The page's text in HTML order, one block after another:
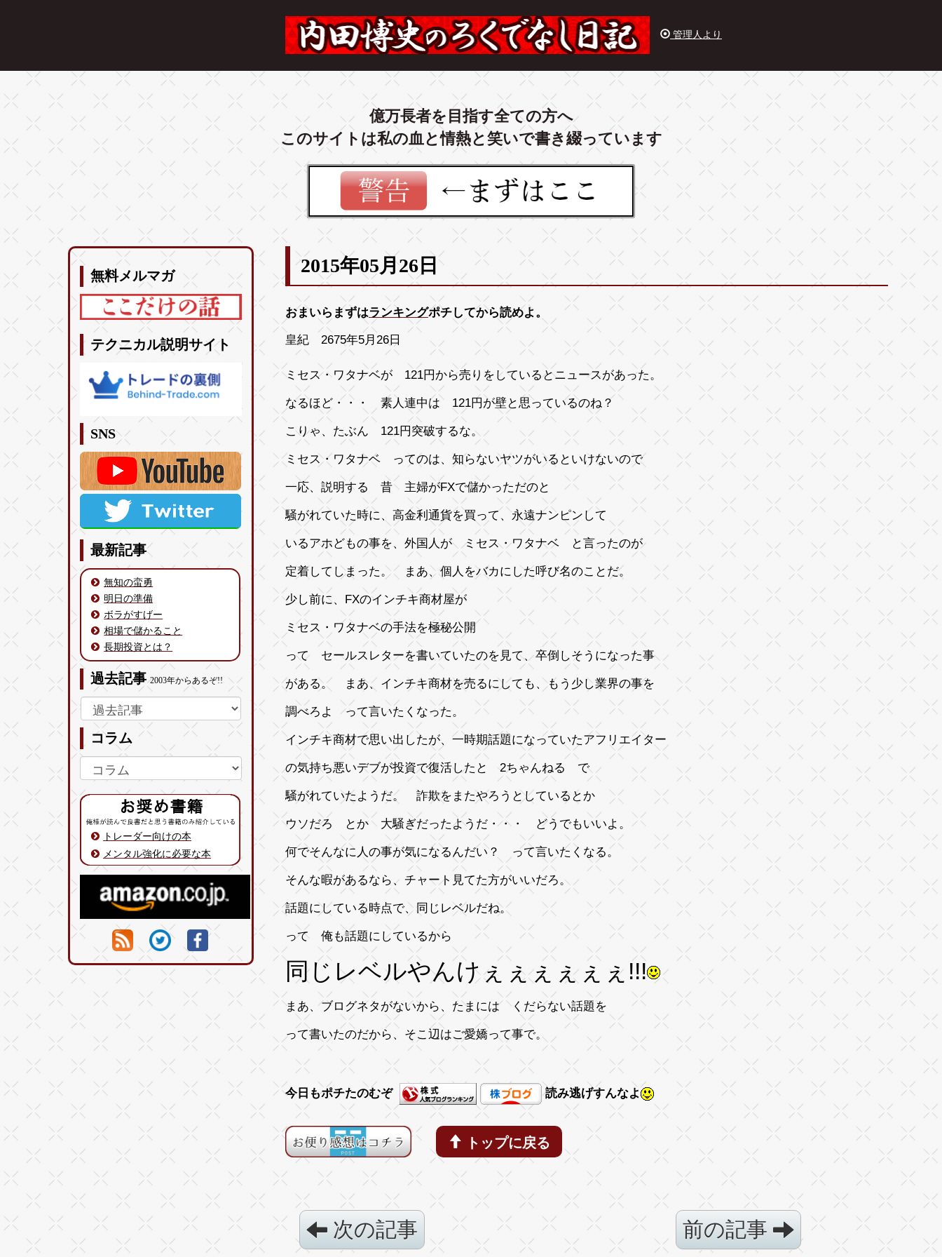
管理人より
億万長者を目指す全ての方へ
このサイトは私の血と情熱と笑いで書き綴っています
無料メルマガ
テクニカル説明サイト
SNS
最新記事
無知の蛮勇
明日の準備
ボラがすげー
相場で儲かること
長期投資とは？
過去記事2003年からあるぞ!!
コラム
トレーダー向けの本
メンタル強化に必要な本
2015年05月26日
おまいらまずはランキングポチしてから読めよ。
皇紀 2675年5月26日
ミセス・ワタナベが 121円から売りをしているとニュースがあった。
なるほど・・・ 素人連中は 121円が壁と思っているのね？
こりゃ、たぶん 121円突破するな。
ミセス・ワタナベ ってのは、知らないヤツがいるといけないので
一応、説明する 昔 主婦がFXで儲かっただのと
騒がれていた時に、高金利通貨を買って、永遠ナンピンして
いるアホどもの事を、外国人が ミセス・ワタナベ と言ったのが
定着してしまった。 まあ、個人をバカにした呼び名のことだ。
少し前に、FXのインチキ商材屋が
ミセス・ワタナベの手法を極秘公開
って セールスレターを書いていたのを見て、卒倒しそうになった事
がある。 まあ、インチキ商材を売るにしても、もう少し業界の事を
調べろよ って言いたくなった。
インチキ商材で思い出したが、一時期話題になっていたアフリエイター
の気持ち悪いデブが投資で復活したと 2ちゃんねる で
騒がれていたようだ。 詐欺をまたやろうとしているとか
ウソだろ とか 大騒ぎだったようだ・・・ どうでもいいよ。
何でそんなに人の事が気になるんだい？ って言いたくなる。
そんな暇があるなら、チャート見てた方がいいだろ。
話題にしている時点で、同じレベルだね。
って 俺も話題にしているから
同じレベルやんけぇぇぇぇぇぇ!!!
まあ、ブログネタがないから、たまには くだらない話題を
って書いたのだから、そこ辺はご愛嬌って事で。
今日もポチたのむぞ 読み逃げすんなよ
トップに戻る
次の記事 前の記事